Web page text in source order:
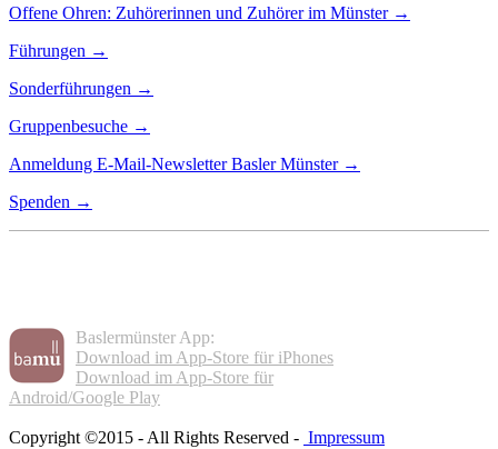
Offene Ohren: Zuhörerinnen und Zuhörer im Münster →
Führungen →
Sonderführungen →
Gruppenbesuche →
Anmeldung E-Mail-Newsletter Basler Münster →
Spenden →
Baslermünster App:
Download im App-Store für iPhones
Download im App-Store für
Android/Google Play
Copyright ©2015 - All Rights Reserved - Impressum